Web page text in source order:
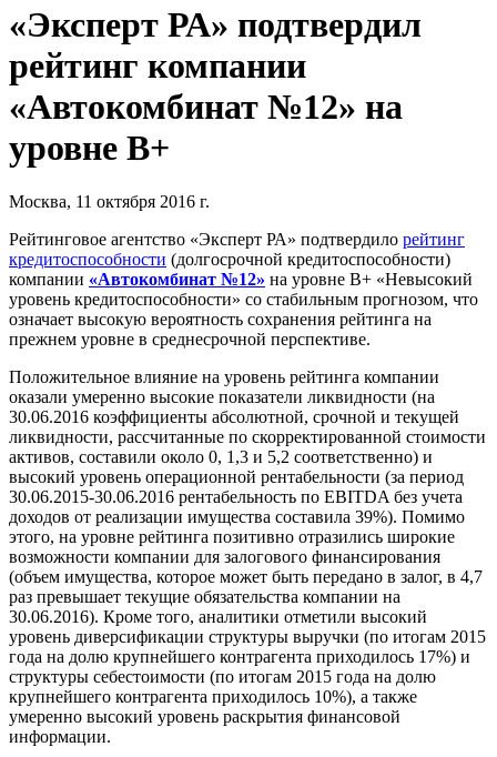
«Эксперт РА» подтвердил
рейтинг компании
«Автокомбинат №12» на
уровне В+
Москва, 11 октября 2016 г.
Рейтинговое агентство «Эксперт РА» подтвердило рейтинг
кредитоспособности (долгосрочной кредитоспособности)
компании «Автокомбинат №12» на уровне В+ «Невысокий
уровень кредитоспособности» со стабильным прогнозом, что
означает высокую вероятность сохранения рейтинга на
прежнем уровне в среднесрочной перспективе.
Положительное влияние на уровень рейтинга компании
оказали умеренно высокие показатели ликвидности (на
30.06.2016 коэффициенты абсолютной, срочной и текущей
ликвидности, рассчитанные по скорректированной стоимости
активов, составили около 0, 1,3 и 5,2 соответственно) и
высокий уровень операционной рентабельности (за период
30.06.2015-30.06.2016 рентабельность по EBITDA без учета
доходов от реализации имущества составила 39%). Помимо
этого, на уровне рейтинга позитивно отразились широкие
возможности компании для залогового финансирования
(объем имущества, которое может быть передано в залог, в 4,7
раз превышает текущие обязательства компании на
30.06.2016). Кроме того, аналитики отметили высокий
уровень диверсификации структуры выручки (по итогам 2015
года на долю крупнейшего контрагента приходилось 17%) и
структуры себестоимости (по итогам 2015 года на долю
крупнейшего контрагента приходилось 10%), а также
умеренно высокий уровень раскрытия финансовой
информации.